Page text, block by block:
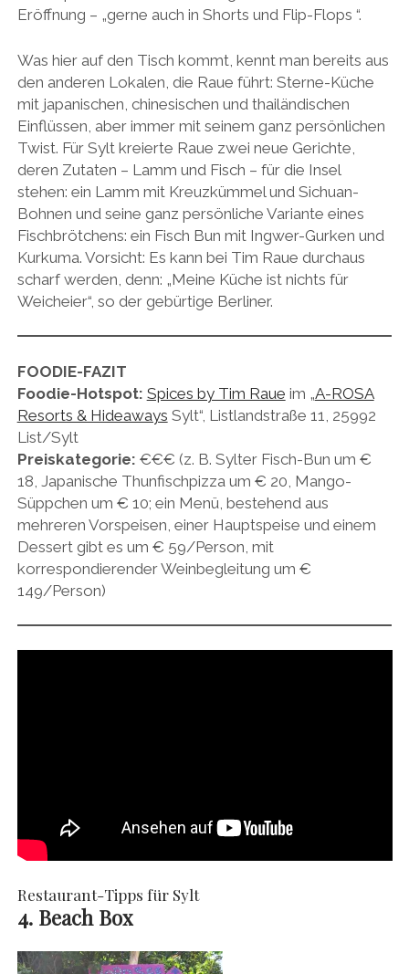
Eröffnung – „gerne auch in Shorts und Flip-Flops “.
Was hier auf den Tisch kommt, kennt man bereits aus
den anderen Lokalen, die Raue führt: Sterne-Küche
mit japanischen, chinesischen und thailändischen
Einflüssen, aber immer mit seinem ganz persönlichen
Twist. Für Sylt kreierte Raue zwei neue Gerichte,
deren Zutaten – Lamm und Fisch – für die Insel
stehen: ein Lamm mit Kreuzkümmel und Sichuan-
Bohnen und seine ganz persönliche Variante eines
Fischbrötchens: ein Fisch Bun mit Ingwer-Gurken und
Kurkuma. Vorsicht: Es kann bei Tim Raue durchaus
scharf werden, denn: „Meine Küche ist nichts für
Weicheier“, so der gebürtige Berliner.
FOODIE-FAZIT
Foodie-Hotspot: Spices by Tim Raue im „A-ROSA
Resorts & Hideaways Sylt“, Listlandstraße 11, 25992
List/Sylt
Preiskategorie: €€€ (z. B. Sylter Fisch-Bun um €
18, Japanische Thunfischpizza um € 20, Mango-
Süppchen um € 10; ein Menü, bestehend aus
mehreren Vorspeisen, einer Hauptspeise und einem
Dessert gibt es um € 59/Person, mit
korrespondierender Weinbegleitung um €
149/Person)
Restaurant-Tipps für Sylt
4. Beach Box